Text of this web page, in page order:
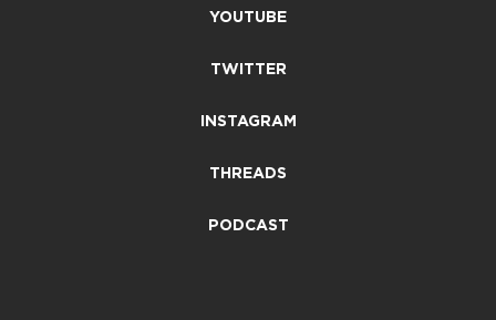
YOUTUBE
TWITTER
INSTAGRAM
THREADS
PODCAST